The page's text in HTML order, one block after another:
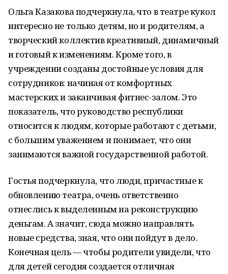
Ольга Казакова подчеркнула, что в театре кукол
интересно не только детям, но и родителям, а
творческий коллектив креативный, динамичный
и готовый к изменениям. Кроме того, в
учреждении созданы достойные условия для
сотрудников: начиная от комфортных
мастерских и заканчивая фитнес-залом. Это
показатель, что руководство республики
относится к людям, которые работают с детьми,
с большим уважением и понимает, что они
занимаются важной государственной работой.
Гостья подчеркнула, что люди, причастные к
обновлению театра, очень ответственно
отнеслись к выделенным на реконструкцию
деньгам. А значит, сюда можно направлять
новые средства, зная, что они пойдут в дело.
Конечная цель — чтобы родители увидели, что
для детей сегодня создается отличная